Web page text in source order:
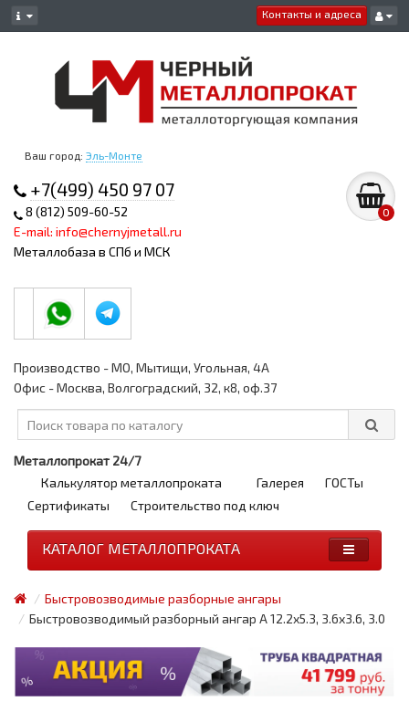
Контакты и адреса
Ваш город: Эль-Монте
+7(499) 450 97 07
8 (812) 509-60-52
E-mail: info@chernyjmetall.ru
Металлобаза в СПб и МСК
0
Производство - МО, Мытищи, Угольная, 4А
Офис - Москва, Волгоградский, 32, к8, оф.37
Металлопрокат 24/7
Калькулятор металлопроката
Галерея
ГОСТы
Сертификаты
Строительство под ключ
КАТАЛОГ МЕТАЛЛОПРОКАТА
Быстровозводимые разборные ангары
Быстровозводимый разборный ангар A 12.2x5.3, 3.6x3.6, 3.0